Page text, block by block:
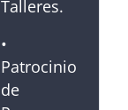
Talleres.
•
Patrocinio
de